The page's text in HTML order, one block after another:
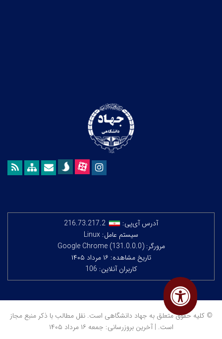
آدرس آی‌پی:
216.73.217.2
سیستم عامل: Linux
مرورگر: Google Chrome (131.0.0.0)
تاریخ مشاهده: ۱۶ مرداد ۱۴۰۵
کاربران آنلاین: 106
© کلیه حقوق متعلق به جهاد دانشگاهی است. نقل مطالب با ذکر منبع مجاز
است. | آخرین بروزرسانی: جمعه ۱۶ مرداد ۱۴۰۵